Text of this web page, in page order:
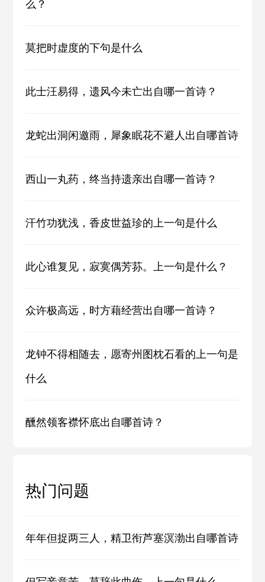
么？
莫把时虚度的下句是什么
此士汪易得，遗风今未亡出自哪一首诗？
龙蛇出洞闲邀雨，犀象眠花不避人出自哪首诗
西山一丸药，终当持遗亲出自哪一首诗？
汗竹功犹浅，香皮世益珍的上一句是什么
此心谁复见，寂寞偶芳荪。上一句是什么？
众许极高远，时方藉经营出自哪一首诗？
龙钟不得相随去，愿寄州图枕石看的上一句是
什么
醺然领客襟怀底出自哪首诗？
热门问题
年年但捉两三人，精卫衔芦塞溟渤出自哪首诗